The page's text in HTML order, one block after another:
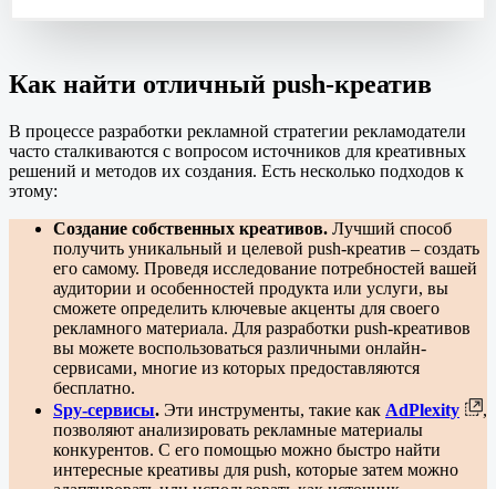
Как найти отличный push-креатив
В процессе разработки рекламной стратегии рекламодатели
часто сталкиваются с вопросом источников для креативных
решений и методов их создания. Есть несколько подходов к
этому:
Создание собственных креативов. Лучший способ
получить уникальный и целевой push-креатив – создать
его самому. Проведя исследование потребностей вашей
аудитории и особенностей продукта или услуги, вы
сможете определить ключевые акценты для своего
рекламного материала. Для разработки push-креативов
вы можете воспользоваться различными онлайн-
сервисами, многие из которых предоставляются
бесплатно.
Spy-сервисы. Эти инструменты, такие как AdPlexity
,
позволяют анализировать рекламные материалы
конкурентов. С его помощью можно быстро найти
интересные креативы для push, которые затем можно